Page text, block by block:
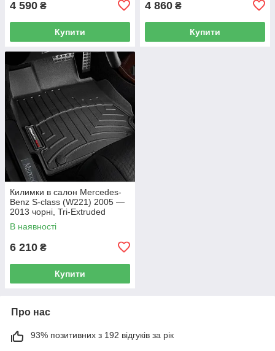
4 590 ₴
Купити
4 860 ₴
Купити
Килимки в салон Mercedes-
Benz S-class (W221) 2005 —
2013 чорні, Tri-Extruded
(WeatherTech) — передній
ряд
В наявності
6 210 ₴
Купити
Про нас
93% позитивних з 192 відгуків за рік